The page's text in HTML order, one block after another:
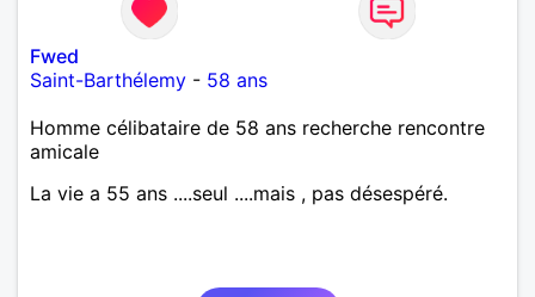
Fwed
Saint-Barthélemy - 58 ans
Homme célibataire de 58 ans recherche rencontre
amicale
La vie a 55 ans ....seul ....mais , pas désespéré.